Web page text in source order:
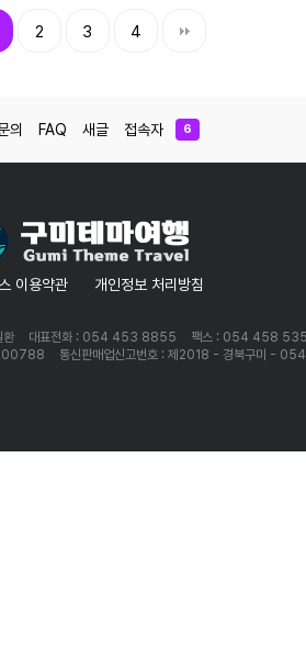
2 3 4
의 FAQ 새글 접속자 6
이용약관 개인정보 처리방침
환 대표전화 : 054 453 8855
팩스 : 054 458
00788
통신판매업신고번호 : 제2018 - 경북구미 -